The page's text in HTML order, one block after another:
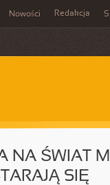
Nowości Redakcja
NA ŚWIAT
SIĘ